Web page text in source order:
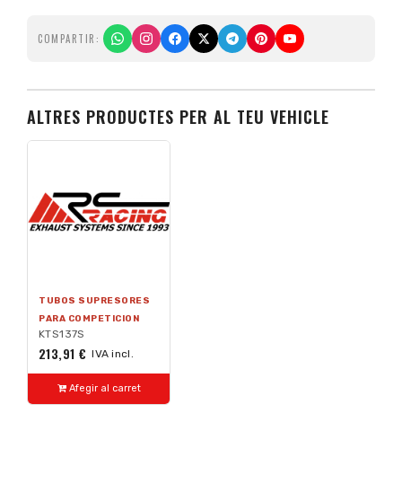
COMPARTIR:
ALTRES PRODUCTES PER AL TEU VEHICLE
TUBOS SUPRESORES
PARA COMPETICION
KTS137S
213,91 € IVA incl.
Afegir al carret